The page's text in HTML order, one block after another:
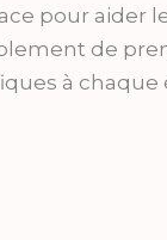
pour aider
de
à